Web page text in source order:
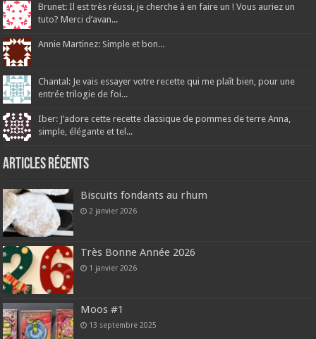
Brunet: Il est très réussi, je cherche à en faire un ! Vous auriez un
tuto? Merci d’avan...
Annie Martinez: Simple et bon...
Chantal: Je vais essayer votre recette qui me plaît bien, pour une
entrée trilogie de foi...
Iber: J’adore cette recette classique de pommes de terre Anna,
simple, élégante et tel...
Articles récents
Biscuits fondants au rhum
2 janvier 2026
Très Bonne Année 2026
1 janvier 2026
Moos #1
13 septembre 2025